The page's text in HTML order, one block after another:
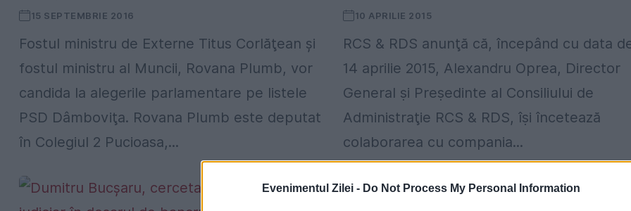
Evenimentul Zilei - Do Not Process My Personal Information
15 SEPTEMBRIE 2016
Fostul ministru de Externe Titus Corlăţean şi
fostul ministru al Muncii, Rovana Plumb, vor
candida la alegerile parlamentare pe listele
PSD Dâmboviţa. Rovana Plumb este deputat
în Colegiul 2 Pucioasa,...
10 APRILIE 2015
RCS & RDS anunţă că, începând cu data
14 aprilie 2015, Alexandru Oprea, Director
General ṣi Preṣedinte al Consiliului de
Administraţie RCS & RDS, îṣi încetează
colaborarea cu compania...